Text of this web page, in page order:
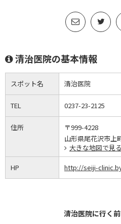
清治医院の基本情報
スポット名 清治医院
TEL 0237-23-2125
住所
〒999-4228
山形県尾花沢市上
大きな地図で見る
HP http://seiji-
清治医院に行く